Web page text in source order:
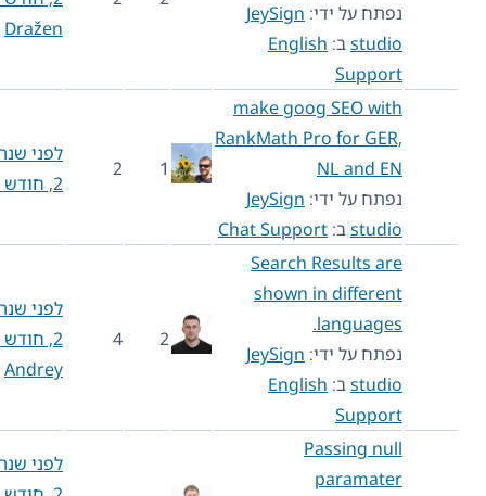
נפתח על ידי:JeySign
studioב:English
Support
Dražen
make goog SEO with
RankMath Pro for GER,
NL and EN
נפתח על ידי:JeySign
studioב:Chat Support
1
לפני שנה
Search Results are
shown in different
languages.
נפתח על ידי:JeySign
studioב:English
Support
2
לפני שנה
Andrey
Passing null
paramater
לפני שנה